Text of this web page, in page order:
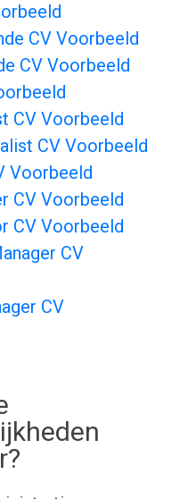
CV Voorbeeld
CV Voorbeeld
CV Voorbeeld
CV Voorbeeld
Voorbeeld
CV Voorbeeld
CV Voorbeeld
CV
CV